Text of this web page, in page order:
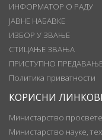
ИНФОРМАТОР О РАДУ
ЈАВНЕ НАБАВКЕ
ИЗБОР У ЗВАЊЕ
СТИЦАЊЕ ЗВАЊА
ПРИСТУПНО
Политика приватности
КОРИСНИ
Министарство просвете
Министарство науке,